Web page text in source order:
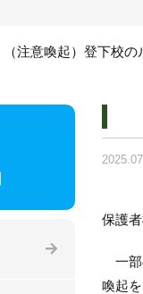
（注意喚起）登下校
保護
一部
喚起